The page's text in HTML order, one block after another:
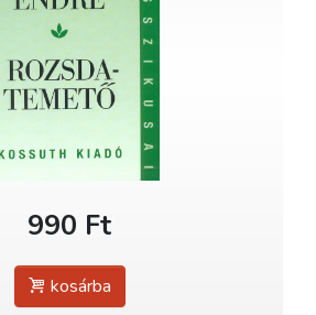
990 Ft
kosárba